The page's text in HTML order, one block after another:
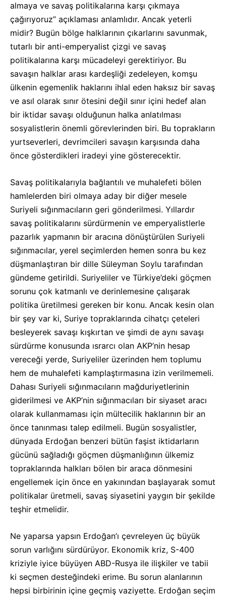
almaya ve savaş politikalarına karşı çıkmaya
çağırıyoruz” açıklaması anlamlıdır. Ancak yeterli
midir? Bugün bölge halklarının çıkarlarını savunmak,
tutarlı bir anti-emperyalist çizgi ve savaş
politikalarına karşı mücadeleyi gerektiriyor. Bu
savaşın halklar arası kardeşliği zedeleyen, komşu
ülkenin egemenlik haklarını ihlal eden haksız bir savaş
ve asıl olarak sınır ötesini değil sınır içini hedef alan
bir iktidar savaşı olduğunun halka anlatılması
sosyalistlerin önemli görevlerinden biri. Bu toprakların
yurtseverleri, devrimcileri savaşın karşısında daha
önce gösterdikleri iradeyi yine gösterecektir.
Savaş politikalarıyla bağlantılı ve muhalefeti bölen
hamlelerden biri olmaya aday bir diğer mesele
Suriyeli sığınmacıların geri gönderilmesi. Yıllardır
savaş politikalarını sürdürmenin ve emperyalistlerle
pazarlık yapmanın bir aracına dönüştürülen Suriyeli
sığınmacılar, yerel seçimlerden hemen sonra bu kez
düşmanlaştıran bir dille Süleyman Soylu tarafından
gündeme getirildi. Suriyeliler ve Türkiye’deki göçmen
sorunu çok katmanlı ve derinlemesine çalışarak
politika üretilmesi gereken bir konu. Ancak kesin olan
bir şey var ki, Suriye topraklarında cihatçı çeteleri
besleyerek savaşı kışkırtan ve şimdi de aynı savaşı
sürdürme konusunda ısrarcı olan AKP’nin hesap
vereceği yerde, Suriyeliler üzerinden hem toplumu
hem de muhalefeti kamplaştırmasına izin verilmemeli.
Dahası Suriyeli sığınmacıların mağduriyetlerinin
giderilmesi ve AKP’nin sığınmacıları bir siyaset aracı
olarak kullanmaması için mültecilik haklarının bir an
önce tanınması talep edilmeli. Bugün sosyalistler,
dünyada Erdoğan benzeri bütün faşist iktidarların
gücünü sağladığı göçmen düşmanlığının ülkemiz
topraklarında halkları bölen bir araca dönmesini
engellemek için önce en yakınından başlayarak somut
politikalar üretmeli, savaş siyasetini yaygın bir şekilde
teşhir etmelidir.
Ne yaparsa yapsın Erdoğan’ı çevreleyen üç büyük
sorun varlığını sürdürüyor. Ekonomik kriz, S-400
kriziyle iyice büyüyen ABD-Rusya ile ilişkiler ve tabii
ki seçmen desteğindeki erime. Bu sorun alanlarının
hepsi birbirinin içine geçmiş vaziyette. Erdoğan seçim